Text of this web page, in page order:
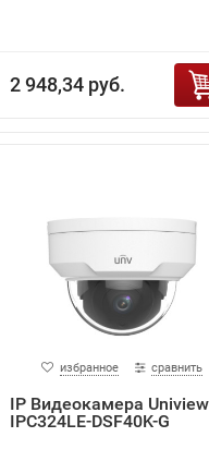
2 948,34 руб.
избранное сравнить
IP Видеокамера Uniview
IPC324LE-DSF40K-G